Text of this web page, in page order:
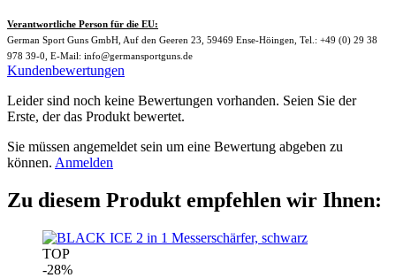
Verantwortliche Person für die EU:
German Sport Guns GmbH, Auf den Geeren 23, 59469 Ense-Höingen, Tel.: +49 (0) 29 38
978 39-0, E-Mail: info@germansportguns.de
Kundenbewertungen
Leider sind noch keine Bewertungen vorhanden. Seien Sie der
Erste, der das Produkt bewertet.
Sie müssen angemeldet sein um eine Bewertung abgeben zu
können. Anmelden
Zu diesem Produkt empfehlen wir Ihnen:
TOP
-28%